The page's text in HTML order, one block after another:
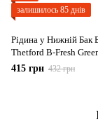
залишилось 85 днів
Рідина у Нижній Бак
Thetford B-Fresh
(8710315020786)
415 грн 432 грн